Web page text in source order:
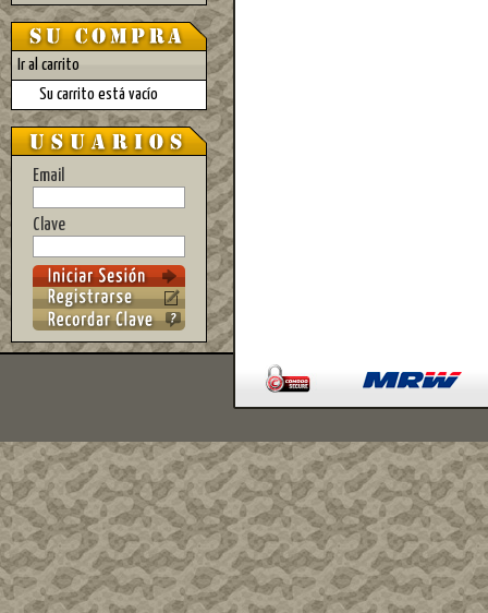
Ir al carrito
Su carrito está vacío
Email
Clave